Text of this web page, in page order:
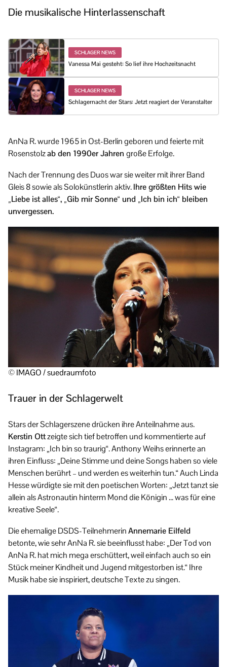
Die musikalische Hinterlassenschaft
SCHLAGER NEWS
Vanessa Mai gesteht: So lief ihre Hochzeitsnacht
SCHLAGER NEWS
Schlagernacht der Stars: Jetzt reagiert der Veranstalter
AnNa R. wurde 1965 in Ost-Berlin geboren und feierte mit
Rosenstolzab den 1990er Jahren große Erfolge.
Nach der Trennung des Duos war sie weiter mit ihrer Band
Gleis 8 sowie als Solokünstlerin aktiv.Ihre größten Hits wie
„Liebe ist alles“, „Gib mir Sonne“ und „Ich bin ich“ bleiben
unvergessen.
© IMAGO / suedraumfoto
Trauer in der Schlagerwelt
Stars der Schlagerszene drücken ihre Anteilnahme aus.
Kerstin Ottzeigte sich tief betroffen und kommentierte auf
Instagram: „Ich bin so traurig“. Anthony Weihs erinnerte an
ihren Einfluss: „Deine Stimme und deine Songs haben so viele
Menschen berührt – und werden es weiterhin tun.“ Auch Linda
Hesse würdigte sie mit den poetischen Worten: „Jetzt tanzt sie
allein als Astronautin hinterm Mond die Königin … was für eine
kreative Seele“.
Die ehemalige DSDS-TeilnehmerinAnnemarie Eilfeld
betonte, wie sehr AnNa R. sie beeinflusst habe: „Der Tod von
AnNa R. hat mich mega erschüttert, weil einfach auch so ein
Stück meiner Kindheit und Jugend mitgestorben ist.“ Ihre
Musik habe sie inspiriert, deutsche Texte zu singen.